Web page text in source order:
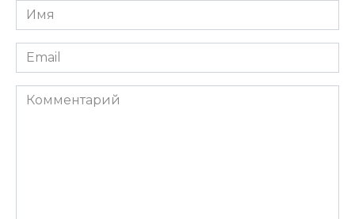
Имя
*
Email
*
Комментарий